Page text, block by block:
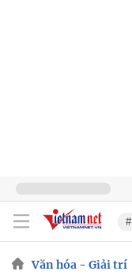
Văn hóa - Giải trí